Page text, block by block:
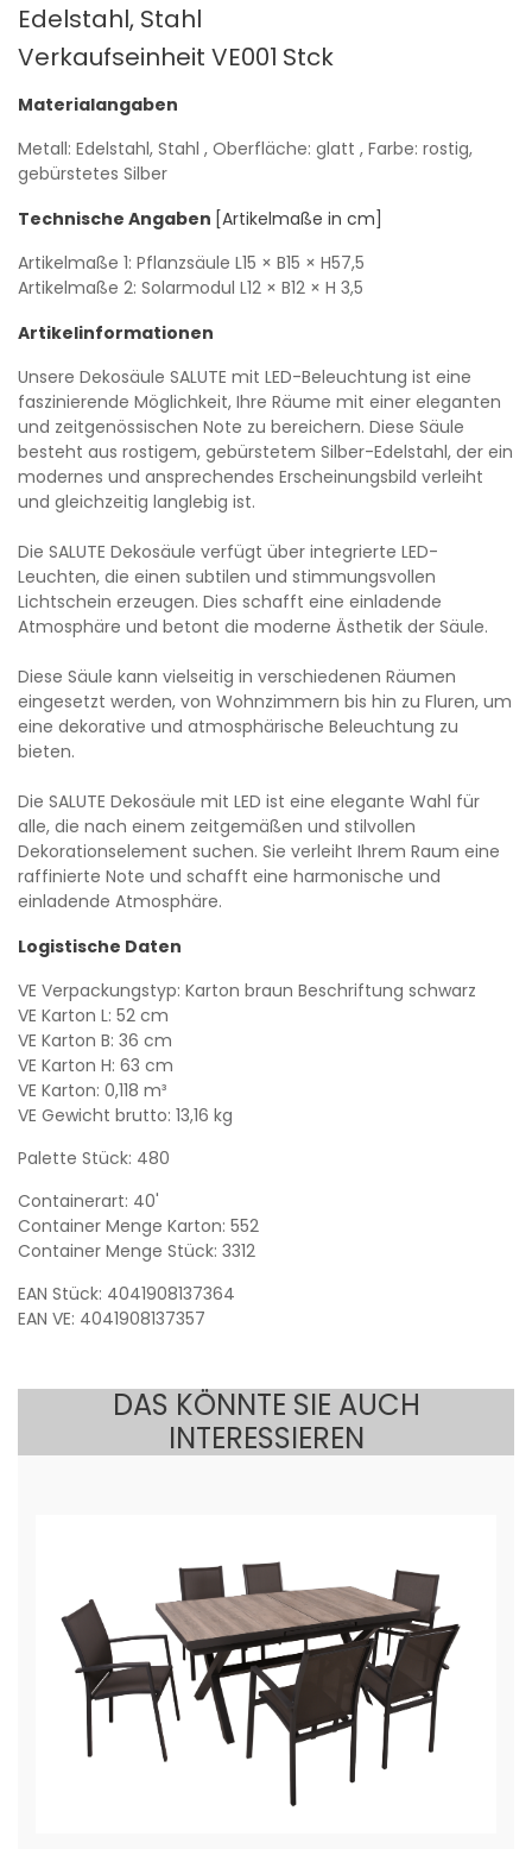
Edelstahl, Stahl
Verkaufseinheit VE001 Stck
Materialangaben
Metall: Edelstahl, Stahl , Oberfläche: glatt , Farbe: rostig,
gebürstetes Silber
Technische Angaben [Artikelmaße in cm]
Artikelmaße 1: Pflanzsäule L15 × B15 × H57,5
Artikelmaße 2: Solarmodul L12 × B12 × H 3,5
Artikelinformationen
Unsere Dekosäule SALUTE mit LED-Beleuchtung ist eine
faszinierende Möglichkeit, Ihre Räume mit einer eleganten
und zeitgenössischen Note zu bereichern. Diese Säule
besteht aus rostigem, gebürstetem Silber-Edelstahl, der ein
modernes und ansprechendes Erscheinungsbild verleiht
und gleichzeitig langlebig ist.
Die SALUTE Dekosäule verfügt über integrierte LED-
Leuchten, die einen subtilen und stimmungsvollen
Lichtschein erzeugen. Dies schafft eine einladende
Atmosphäre und betont die moderne Ästhetik der Säule.
Diese Säule kann vielseitig in verschiedenen Räumen
eingesetzt werden, von Wohnzimmern bis hin zu Fluren, um
eine dekorative und atmosphärische Beleuchtung zu
bieten.
Die SALUTE Dekosäule mit LED ist eine elegante Wahl für
alle, die nach einem zeitgemäßen und stilvollen
Dekorationselement suchen. Sie verleiht Ihrem Raum eine
raffinierte Note und schafft eine harmonische und
einladende Atmosphäre.
Logistische Daten
VE Verpackungstyp: Karton braun Beschriftung schwarz
VE Karton L: 52 cm
VE Karton B: 36 cm
VE Karton H: 63 cm
VE Karton: 0,118 m³
VE Gewicht brutto: 13,16 kg
Palette Stück: 480
Containerart: 40'
Container Menge Karton: 552
Container Menge Stück: 3312
EAN Stück: 4041908137364
EAN VE: 4041908137357
DAS KÖNNTE SIE AUCH
INTERESSIEREN